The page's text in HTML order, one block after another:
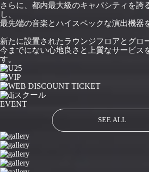
さらに、都内最大級のキャパシティを誇
し、
最先端の音楽とハイスペックな演出機器
新たに設置されたラウンジフロアとグロ
今までにない心地良さと上質なサービス
す。
EVENT
SEE ALL